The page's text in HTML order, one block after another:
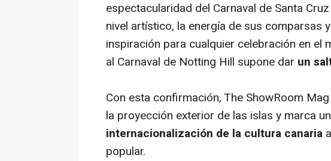
espectacularidad del Carnaval de Santa
nivel artístico, la energía de sus comparsas
inspiración para cualquier celebración en el
al Carnaval de Notting Hill supone dar un
Con esta confirmación, The ShowRoom
la proyección exterior de las islas y marca un
internacionalización de la cultura canaria
popular.